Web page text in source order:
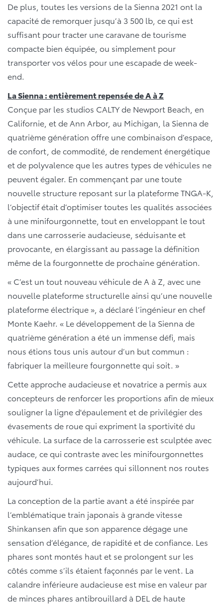
De plus, toutes les versions de la Sienna 2021 ont la
capacité de remorquer jusqu’à 3 500 lb, ce qui est
suffisant pour tracter une caravane de tourisme
compacte bien équipée, ou simplement pour
transporter vos vélos pour une escapade de week-
end.
La Sienna : entièrement repensée de A à Z
Conçue par les studios CALTY de Newport Beach, en
Californie, et de Ann Arbor, au Michigan, la Sienna de
quatrième génération offre une combinaison d’espace,
de confort, de commodité, de rendement énergétique
et de polyvalence que les autres types de véhicules ne
peuvent égaler. En commençant par une toute
nouvelle structure reposant sur la plateforme TNGA-K,
l’objectif était d’optimiser toutes les qualités associées
à une minifourgonnette, tout en enveloppant le tout
dans une carrosserie audacieuse, séduisante et
provocante, en élargissant au passage la définition
même de la fourgonnette de prochaine génération.
« C’est un tout nouveau véhicule de A à Z, avec une
nouvelle plateforme structurelle ainsi qu’une nouvelle
plateforme électrique », a déclaré l’ingénieur en chef
Monte Kaehr. « Le développement de la Sienna de
quatrième génération a été un immense défi, mais
nous étions tous unis autour d’un but commun :
fabriquer la meilleure fourgonnette qui soit. »
Cette approche audacieuse et novatrice a permis aux
concepteurs de renforcer les proportions afin de mieux
souligner la ligne d'épaulement et de privilégier des
évasements de roue qui expriment la sportivité du
véhicule. La surface de la carrosserie est sculptée avec
audace, ce qui contraste avec les minifourgonnettes
typiques aux formes carrées qui sillonnent nos routes
aujourd’hui.
La conception de la partie avant a été inspirée par
l’emblématique train japonais à grande vitesse
Shinkansen afin que son apparence dégage une
sensation d’élégance, de rapidité et de confiance. Les
phares sont montés haut et se prolongent sur les
côtés comme s’ils étaient façonnés par le vent. La
calandre inférieure audacieuse est mise en valeur par
de minces phares antibrouillard à DEL de haute